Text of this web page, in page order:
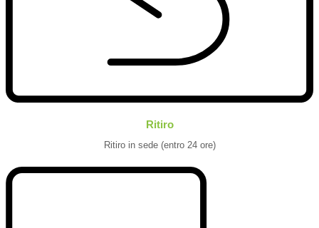
Ritiro
Ritiro in sede (entro 24 ore)